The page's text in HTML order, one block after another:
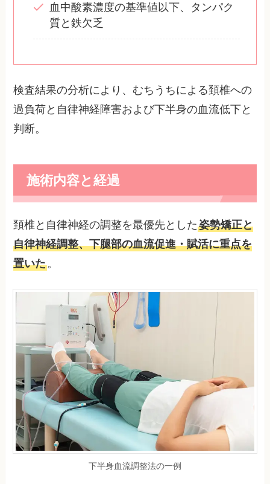
血中酸素濃度の基準値以下、タンパク
質と鉄欠乏
検査結果の分析により、むちうちによる頚椎への
過負荷と自律神経障害および下半身の血流低下と
判断。
施術内容と経過
頚椎と自律神経の調整を最優先とした姿勢矯正と
自律神経調整、下腿部の血流促進・賦活に重点を
置いた。
下半身血流調整法の一例